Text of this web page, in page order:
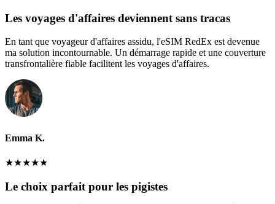
Les voyages d'affaires deviennent sans tracas
En tant que voyageur d'affaires assidu, l'eSIM RedEx est devenue
ma solution incontournable. Un démarrage rapide et une couverture
transfrontalière fiable facilitent les voyages d'affaires.
Emma K.
★★★★★
Le choix parfait pour les pigistes